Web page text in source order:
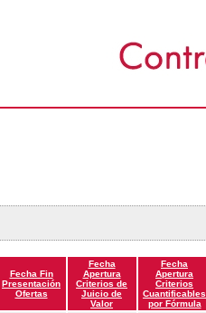
Fecha Fin
Presentación
Ofertas
Fecha
Apertura
Criterios de
Juicio de
Valor
Fecha
Apertura
Criterios
Cuantificables
por Fórmula